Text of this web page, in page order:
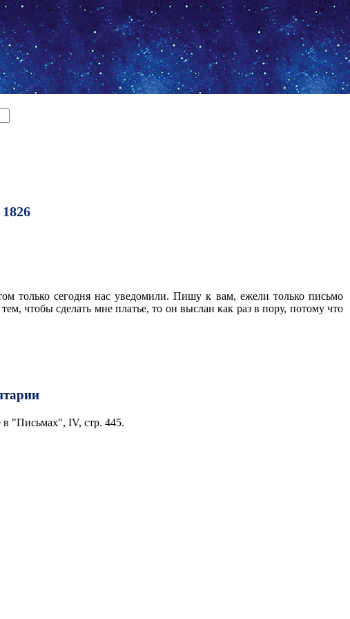
только сегодня нас уведомили. Пишу к вам, ежели только письмо
чтобы сделать мне платье, то он выслан как раз в пору, потому что
в "Письмах", IV, стр. 445.